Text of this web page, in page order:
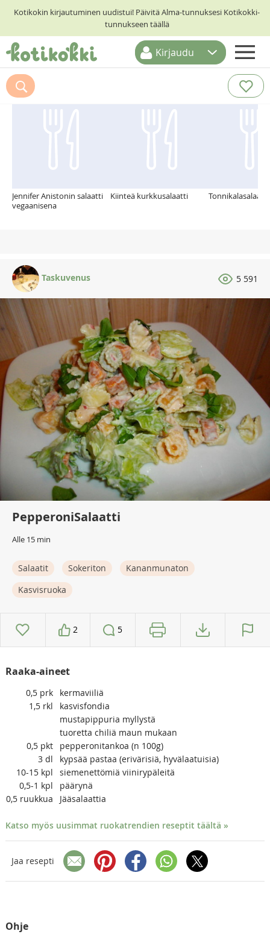
Kotikokin kirjautuminen uudistui! Päivitä Alma-tunnuksesi Kotikokki-
tunnukseen täällä
ETUSIVU
RESEPTIHAKU
Kirjaudu
Suosittelemme myös
Jennifer Anistonin salaatti
vegaanisena
Kiinteä kurkkusalaatti Tonnikalasalaatti
Taskuvenus 5 591
PepperoniSalaatti
Alle 15 min
Salaatit Sokeriton
Kananmunaton
Kasvisruoka
2 5
Raaka-aineet
0,5 prk
kermaviiliä
1,5 rkl
kasvisfondia
mustapippuria myllystä
tuoretta chiliä maun mukaan
0,5 pkt
pepperonitankoa (n 100g)
3 dl
kypsää pastaa (erivärisiä, hyvälaatuisia)
10-15 kpl
siemenettömiä viinirypäleitä
0,5-1 kpl
päärynä
0,5 ruukkua Jääsalaattia
Katso myös uusimmat ruokatrendien reseptit täältä »
Jaa resepti
Ohje